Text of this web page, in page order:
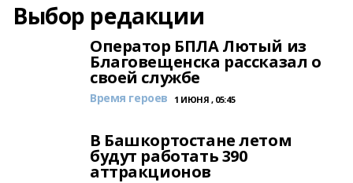
Выбор редакции
Оператор БПЛА Лютый из
Благовещенска рассказал о
своей службе
Время героев 1 ИЮНЯ , 05:45
В Башкортостане летом
будут работать 390
аттракционов